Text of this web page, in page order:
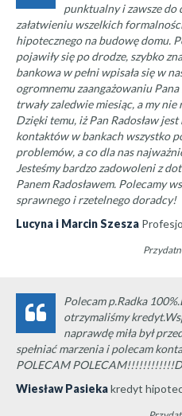
punktualny i zawsze do
załatwieniu wszelkich
hipotecznego na budowę domu.
pojawiły się po drodze, szybko
bankowa w pełni wpisała się w
ogromnemu zaangażowaniu
trwały zaledwie miesiąc, a my
Dzięki temu, iż Pan Radosław
kontaktów w bankach wszystko
problemów, a co dla nas
Jesteśmy bardzo zadowoleni z
Panem Radosławem. Polecamy
sprawnego i rzetelnego doradcy!
Lucyna i Marcin Szesza
Polecam p.Radka
otrzymaliśmy
naprawdę miła był
spełniać marzenia i polecam
POLECAM
Wiesław Pasiekakredyt